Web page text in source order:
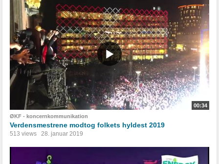
00:34
ØKF - koncernkommunikation
Verdensmestrene modtog folkets hyldest 2019
513 views 28. januar 2019